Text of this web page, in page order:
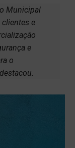
Municipal
e
e
o